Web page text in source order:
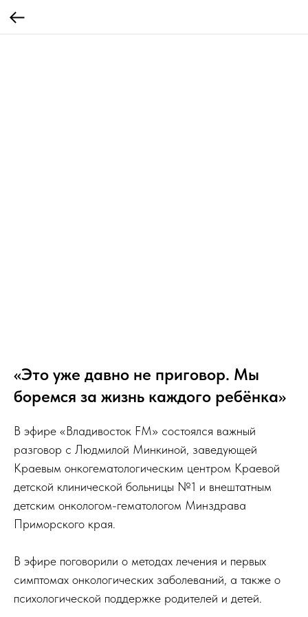
«Это уже давно не приговор. Мы
боремся за жизнь каждого ребёнка»
В эфире «Владивосток FM» состоялся важный
разговор с Людмилой Минкиной, заведующей
Краевым онкогематологическим центром Краевой
детской клинической больницы №1 и внештатным
детским онкологом-гематологом Минздрава
Приморского края.
В эфире поговорили о методах лечения и первых
симптомах онкологических заболеваний, а также о
психологической поддержке родителей и детей.